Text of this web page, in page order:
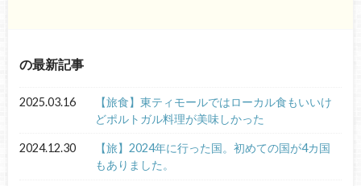
の最新記事
2025.03.16
【旅食】東ティモールではローカル食もいいけ
どポルトガル料理が美味しかった
2024.12.30
【旅】2024年に行った国。初めての国が4カ国
もありました。